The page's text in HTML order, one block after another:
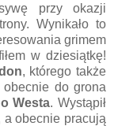
przy okazji
Wynikało to
grimem
w dziesiątkę!
, którego także
obecnie do grona
Westa. Wystąpił
obecnie pracują